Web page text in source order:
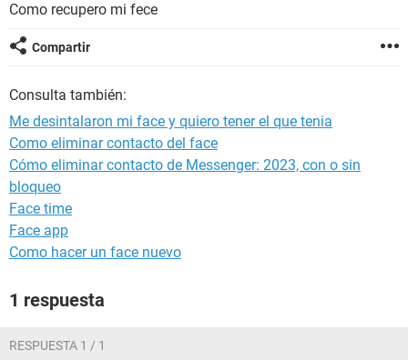
Como recupero mi fece
Compartir
Consulta también:
Me desintalaron mi face y quiero tener el que tenia
Como eliminar contacto del face
Cómo eliminar contacto de Messenger: 2023, con o sin
bloqueo
Face time
Face app
Como hacer un face nuevo
1 respuesta
RESPUESTA 1 / 1